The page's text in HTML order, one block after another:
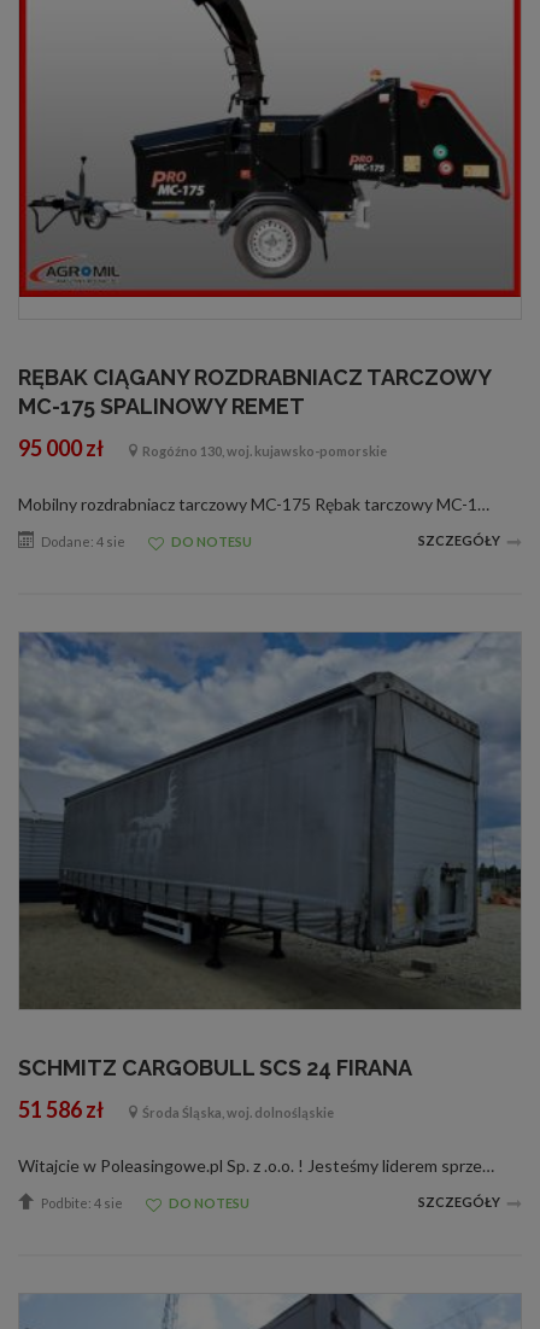
RĘBAK CIĄGANY ROZDRABNIACZ TARCZOWY
MC-175 SPALINOWY REMET
95 000 zł Rogóźno 130, woj. kujawsko-pomorskie
Mobilny rozdrabniacz tarczowy MC-175 Rębak tarczowy MC-175 z silnikiem spalinowym 40 KM B&amp;S Vanguard EFI, przeznaczony jest do rozdrabniania gałęzi, pni drzew o średnicy do 17,5 cm, oraz innych materiałów drewnianych np. zrzyny tartaczne. G...
Dodane: 4 sie DO NOTESU SZCZEGÓŁY
SCHMITZ CARGOBULL SCS 24 FIRANA
51 586 zł Środa Śląska, woj. dolnośląskie
Witajcie w Poleasingowe.pl Sp. z .o.o. ! Jesteśmy liderem sprzedaży samochodów poleasingowych, poflotowych i powindykacyjnych. Mamy dla was świetną okazję! Zobaczcie NACZEPA SCHMITZ wraz z raportami stanu technicznego. W razie jakichkolwiek pyta...
Podbite: 4 sie DO NOTESU SZCZEGÓŁY